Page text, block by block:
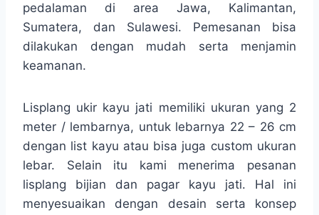
pedalaman di area Jawa, Kalimantan,
Sumatera, dan Sulawesi. Pemesanan bisa
dilakukan dengan mudah serta menjamin
keamanan.
Lisplang ukir kayu jati memiliki ukuran yang 2
meter / lembarnya, untuk lebarnya 22 – 26 cm
dengan list kayu atau bisa juga custom ukuran
lebar. Selain itu kami menerima pesanan
lisplang bijian dan pagar kayu jati. Hal ini
menyesuaikan dengan desain serta konsep